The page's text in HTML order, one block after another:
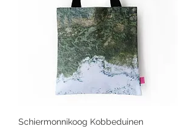
Schiermonnikoog Kobbeduinen